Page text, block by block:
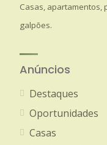
Casas, apartamentos,
galpões.
Anúncios
Destaques
Oportunidades
Casas